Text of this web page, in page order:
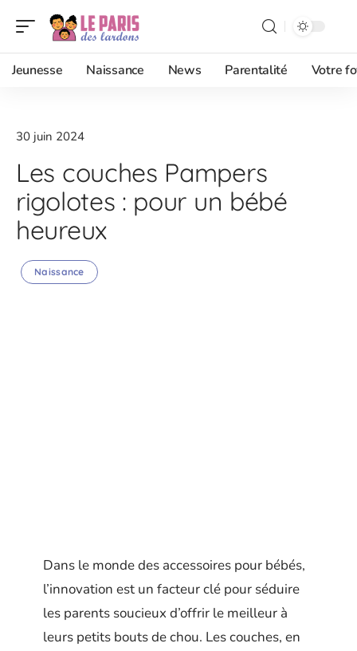
Jeunesse Naissance News Parentalité Votre
30 juin 2024
Les couches Pampers
rigolotes : pour un bébé
heureux
Naissance
Dans le monde des accessoires pour bébés,
l’innovation est un facteur clé pour séduire
les parents soucieux d’offrir le meilleur à
leurs petits bouts de chou. Les couches, en